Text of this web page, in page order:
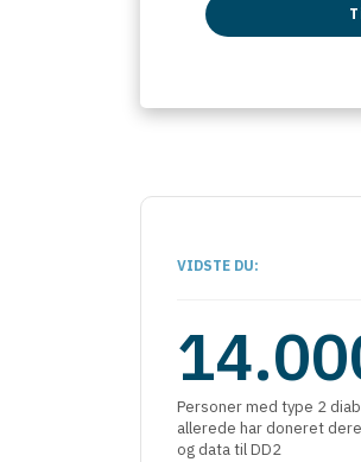
VIDSTE DU:
Personer med type 2
allerede har doneret
og data til DD2